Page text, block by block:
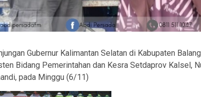
Gubernur Kalimantan Selatan di Kabupaten
Bidang Pemerintahan dan Kesra Setdaprov Kalsel,
pada Minggu (6/11)